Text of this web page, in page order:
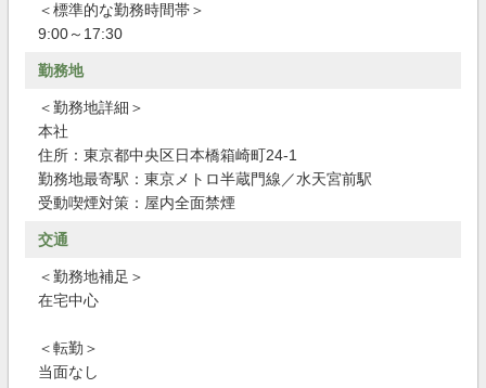
＜標準的な勤務時間帯＞
9:00～17:30
勤務地
＜勤務地詳細＞
本社
住所：東京都中央区日本橋箱崎町24-1
勤務地最寄駅：東京メトロ半蔵門線／水天宮前駅
受動喫煙対策：屋内全面禁煙
交通
＜勤務地補足＞
在宅中心
＜転勤＞
当面なし